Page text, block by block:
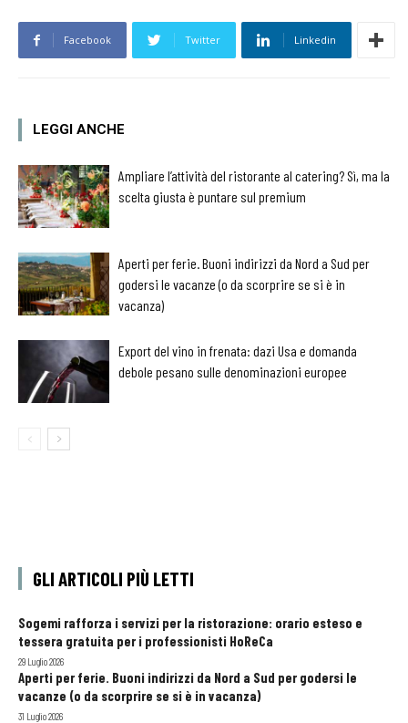
Facebook Twitter Linkedin
LEGGI ANCHE
Ampliare l’attività del ristorante al catering? Sì, ma la
scelta giusta è puntare sul premium
Aperti per ferie. Buoni indirizzi da Nord a Sud per
godersi le vacanze (o da scorprire se si è in
vacanza)
Export del vino in frenata: dazi Usa e domanda
debole pesano sulle denominazioni europee
GLI ARTICOLI PIÙ LETTI
Sogemi rafforza i servizi per la ristorazione: orario esteso e
tessera gratuita per i professionisti HoReCa
29 Luglio 2026
Aperti per ferie. Buoni indirizzi da Nord a Sud per godersi le
vacanze (o da scorprire se si è in vacanza)
31 Luglio 2026